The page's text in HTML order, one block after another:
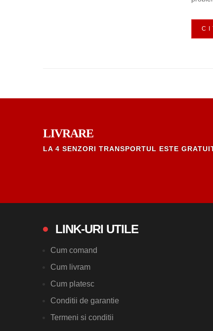
LIVRARE
LA 4 SENZORI TRANSPORTUL ESTE
LINK-URI UTILE
Cum comand
Cum livram
Cum platesc
Conditii de garantie
Termeni si conditii